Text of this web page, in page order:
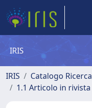
IRIS
IRIS Catalogo Ricerca
1.1 Articolo in rivista